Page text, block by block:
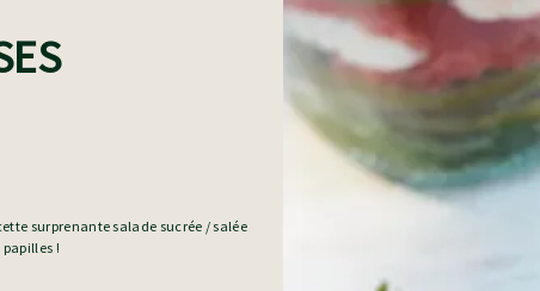
surprenante salade sucrée / salée
!